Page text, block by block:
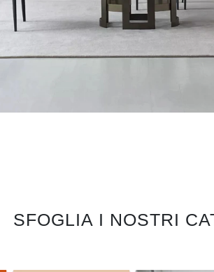
SFOGLIA I NOSTRI